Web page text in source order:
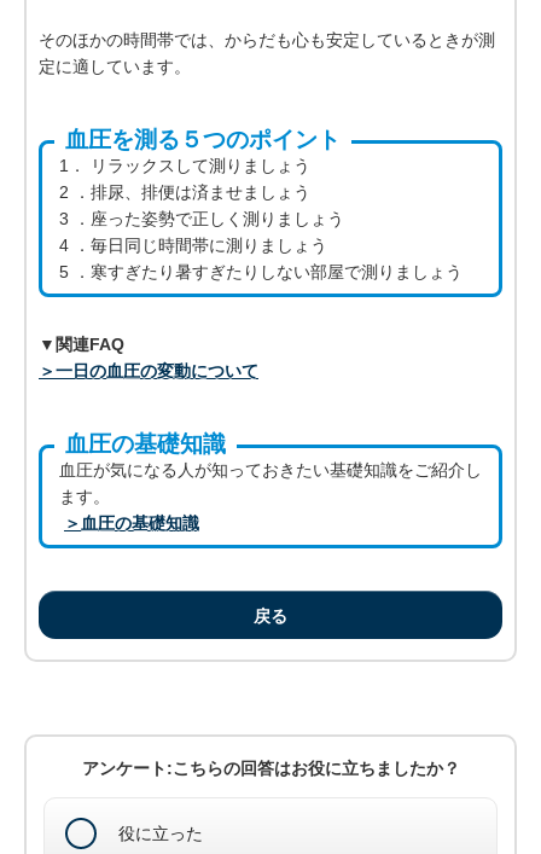
そのほかの時間帯では、からだも心も安定しているときが測
定に適しています。
血圧を測る５つのポイント
1． リラックスして測りましょう
2 ．排尿、排便は済ませましょう
3 ．座った姿勢で正しく測りましょう
4 ．毎日同じ時間帯に測りましょう
5 ．寒すぎたり暑すぎたりしない部屋で測りましょう
▼関連FAQ
＞一日の血圧の変動について
血圧の基礎知識
血圧が気になる人が知っておきたい基礎知識をご紹介し
ます。
＞血圧の基礎知識
戻る
アンケート:こちらの回答はお役に立ちましたか？
役に立った